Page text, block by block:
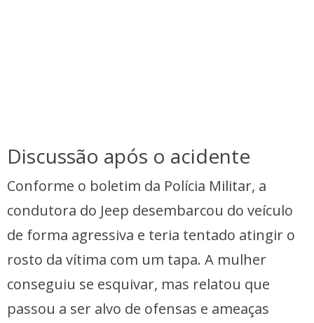
Discussão após o acidente
Conforme o boletim da Polícia Militar, a
condutora do Jeep desembarcou do veículo
de forma agressiva e teria tentado atingir o
rosto da vítima com um tapa. A mulher
conseguiu se esquivar, mas relatou que
passou a ser alvo de ofensas e ameaças